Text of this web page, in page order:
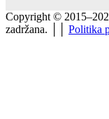
Copyright ©
zadržana. ││ Politika